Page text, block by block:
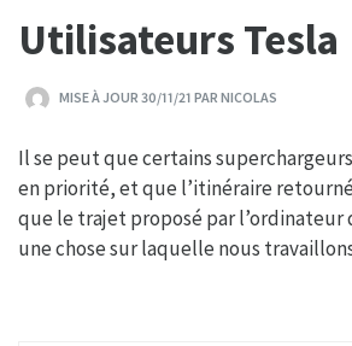
Utilisateurs Tesla
MISE À JOUR 30/11/21 PAR NICOLAS
Il se peut que certains
en priorité, et que l’itinéraire
que le trajet proposé par l’ordinateur
une chose sur laquelle nous